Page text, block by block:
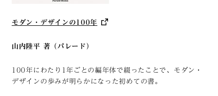
モダン・デザインの100年
山内陸平 著（パレード）
100年にわたり1年ごとの編年体で綴ったことで、モダン・
デザインの歩みが明らかになった初めての書。